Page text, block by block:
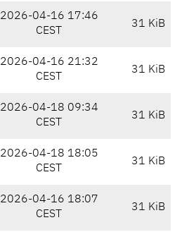
2026-04-16 17:46
CEST
31 KiB
2026-04-16 21:32
CEST
31 KiB
2026-04-18 09:34
CEST
31 KiB
2026-04-18 18:05
CEST
31 KiB
2026-04-16 18:07
CEST
31 KiB